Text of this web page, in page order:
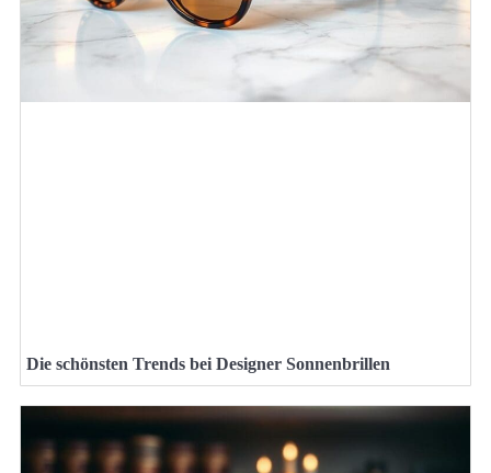
Die schönsten Trends bei Designer Sonnenbrillen